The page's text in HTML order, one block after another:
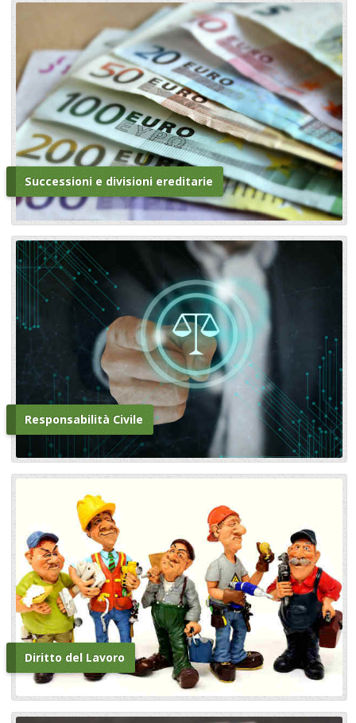
Successioni e divisioni ereditarie
Responsabilità Civile
Diritto del Lavoro